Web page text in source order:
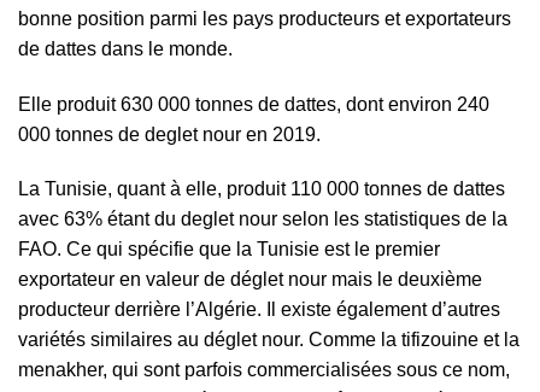
bonne position parmi les pays producteurs et exportateurs
de dattes dans le monde.
Elle produit 630 000 tonnes de dattes, dont environ 240
000 tonnes de deglet nour en 2019.
La Tunisie, quant à elle, produit 110 000 tonnes de dattes
avec 63% étant du deglet nour selon les statistiques de la
FAO. Ce qui spécifie que la Tunisie est le premier
exportateur en valeur de déglet nour mais le deuxième
producteur derrière l’Algérie. Il existe également d’autres
variétés similaires au déglet nour. Comme la tifizouine et la
menakher, qui sont parfois commercialisées sous ce nom,